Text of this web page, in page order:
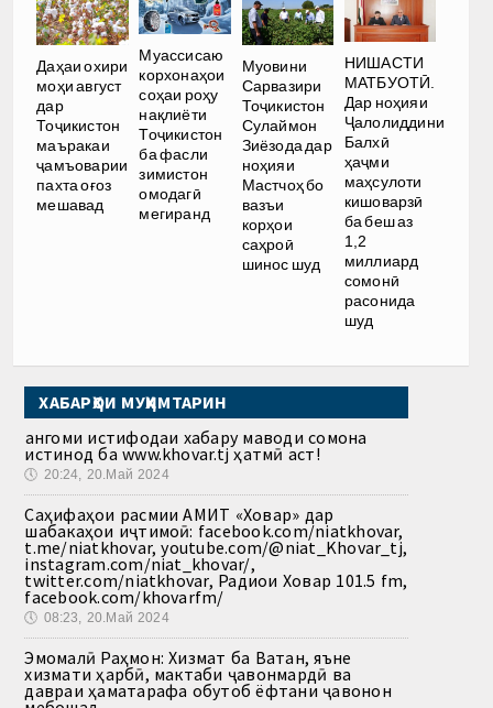
Даҳаи охири
моҳи август
дар
Тоҷикистон
маъракаи
ҷамъоварии
пахта оғоз
мешавад
Муассисаю
корхонаҳои
соҳаи роҳу
нақлиёти
Тоҷикистон
ба фасли
зимистон
омодагӣ
мегиранд
Муовини
Сарвазири
Тоҷикистон
Сулаймон
Зиёзода дар
ноҳияи
Мастчоҳ бо
вазъи
корҳои
саҳроӣ
шинос шуд
НИШАСТИ
МАТБУОТӢ.
Дар ноҳияи
Ҷалолиддини
Балхӣ
ҳаҷми
маҳсулоти
кишоварзӣ
ба беш аз
1,2
миллиард
сомонӣ
расонида
шуд
ХАБАРҲОИ МУҲИМТАРИН
Ҳангоми истифодаи хабару маводи сомона
истинод ба www.khovar.tj ҳатмӣ аст!
🕔 20:24, 20.Май 2024
Саҳифаҳои расмии АМИТ «Ховар» дар
шабакаҳои иҷтимоӣ: facebook.com/niatkhovar,
t.me/niatkhovar, youtube.com/@niat_Khovar_tj,
instagram.com/niat_khovar/,
twitter.com/niatkhovar, Радиои Ховар 101.5 fm,
facebook.com/khovarfm/
🕔 08:23, 20.Май 2024
Эмомалӣ Раҳмон: Хизмат ба Ватан, яъне
хизмати ҳарбӣ, мактаби ҷавонмардӣ ва
давраи ҳаматарафа обутоб ёфтани ҷавонон